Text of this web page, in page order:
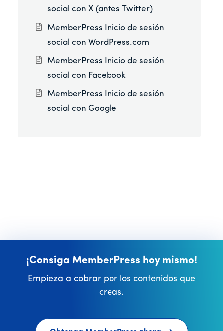
social con X (antes Twitter)
MemberPress Inicio de sesión
social con WordPress.com
MemberPress Inicio de sesión
social con Facebook
MemberPress Inicio de sesión
social con Google
¡Consiga MemberPress hoy mismo!
Empieza a cobrar por los contenidos que
creas.